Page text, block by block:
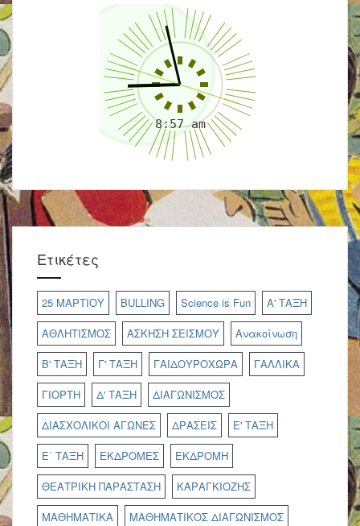
Ετικέτες
25 ΜΑΡΤΙΟΥ BULLING Science is Fun
Α' ΤΑΞΗ
ΑΘΛΗΤΙΣΜΟΣ
ΑΣΚΗΣΗ ΣΕΙΣΜΟΥ
Ανακοίνωση
Β' ΤΑΞΗ
Γ' ΤΑΞΗ ΓΑΙΔΟΥΡΟΧΩΡΑ
ΓΑΛΛΙΚΑ
ΓΙΟΡΤΗ
Δ' ΤΑΞΗ
ΔΙΑΓΩΝΙΣΜΟΣ
ΔΙΑΣΧΟΛΙΚΟΙ ΑΓΩΝΕΣ
ΔΡΑΣΕΙΣ
Ε' ΤΑΞΗ
Ε΄ ΤΑΞΗ
ΕΚΔΡΟΜΕΣ
ΕΚΔΡΟΜΗ
ΘΕΑΤΡΙΚΗ ΠΑΡΑΣΤΑΣΗ
ΚΑΡΑΓΚΙΟΖΗΣ
ΜΑΘΗΜΑΤΙΚΑ
ΜΑΘΗΜΑΤΙΚΟΣ ΔΙΑΓΩΝΙΣΜΟΣ